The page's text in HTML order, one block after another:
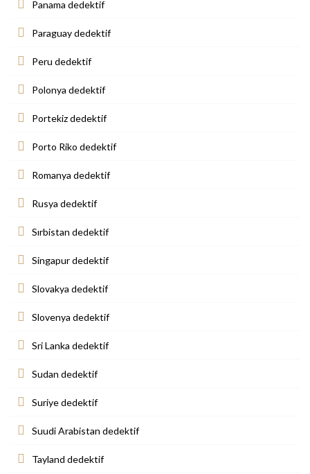
Panama dedektif
Paraguay dedektif
Peru dedektif
Polonya dedektif
Portekiz dedektif
Porto Riko dedektif
Romanya dedektif
Rusya dedektif
Sırbistan dedektif
Singapur dedektif
Slovakya dedektif
Slovenya dedektif
Sri Lanka dedektif
Sudan dedektif
Suriye dedektif
Suudi Arabistan dedektif
Tayland dedektif